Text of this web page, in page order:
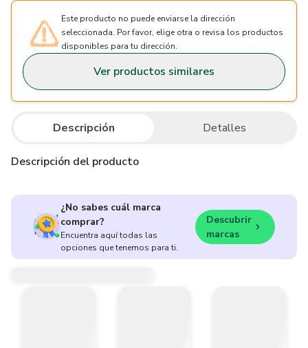
Este producto no puede enviarse la dirección
seleccionada. Por favor, elige otra o revisa los productos
disponibles para tu dirección.
Ver productos similares
Descripción Detalles
Descripción del producto
¿No sabes cuál marca
comprar?
Encuentra aquí todas las
opciones que tenemos para ti.
Descubrir
marcas